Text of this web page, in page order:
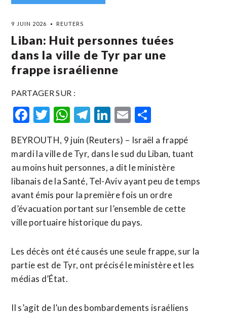
9 JUIN 2026 REUTERS
Liban: Huit personnes tuées
dans la ville de Tyr par une
frappe israélienne
PARTAGER SUR :
Facebook
Twitter
WhatsApp
Telegram
LinkedIn
Email
BEYROUTH, 9 juin (Reuters) – Israël a frappé
mardi la ville de Tyr, dans le sud du Liban, tuant
au moins huit personnes, a dit le ministère
libanais de la Santé, Tel-Aviv ayant peu de temps
avant émis pour la première fois un ordre
d’évacuation ​portant sur ‌l’ensemble de cette
ville portuaire historique du pays.
Les ​décès ont été ⁠causés une seule frappe, sur la
partie est de Tyr, ‌ont précisé le ‌ministère et les
médias d’État.
Il s’agit de l’un des bombardements israéliens